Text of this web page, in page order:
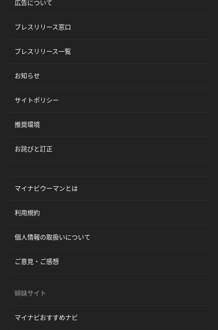
広告について
プレスリリース窓口
プレスリリース一覧
お知らせ
サイトポリシー
推奨環境
お詫びと訂正
マイナビウーマンとは
利用規約
個人情報の取扱いについて
ご意見・ご感想
姉妹サイト
マイナビおすすめナビ